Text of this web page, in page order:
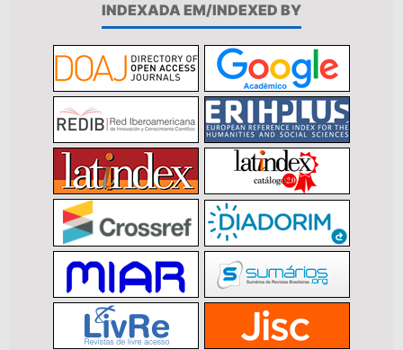
INDEXADA EM/INDEXED BY